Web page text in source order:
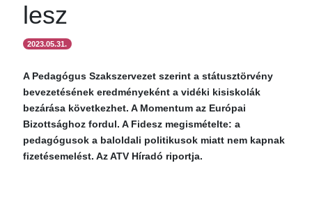
lesz
2023.05.31.
A Pedagógus Szakszervezet szerint a státusztörvény
bevezetésének eredményeként a vidéki kisiskolák
bezárása következhet. A Momentum az Európai
Bizottsághoz fordul. A Fidesz megismételte: a
pedagógusok a baloldali politikusok miatt nem kapnak
fizetésemelést. Az ATV Híradó riportja.